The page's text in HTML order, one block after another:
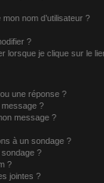
nom d’utilisateur ?
?
lorsque je clique sur le
une réponse ?
message ?
message ?
à un sondage ?
?
?
jointes ?